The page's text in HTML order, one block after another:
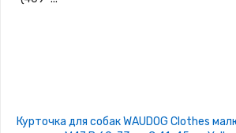
Курточка для собак WAUDOG Clothes